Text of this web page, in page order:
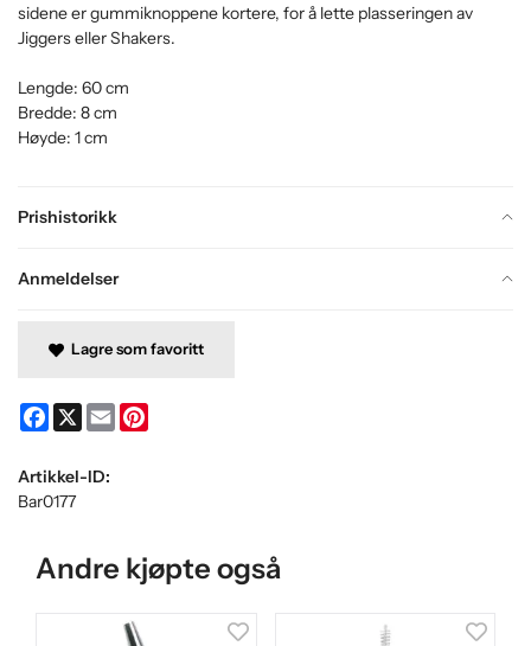
Prishistorikk
Anmeldelser
sidene er gummiknoppene kortere, for å lette plasseringen av
Jiggers eller Shakers.
Lengde: 60 cm
Bredde: 8 cm
Høyde: 1 cm
Lagre som favoritt
Facebook
X Email
Artikkel-ID:
Bar0177
Andre kjøpte også